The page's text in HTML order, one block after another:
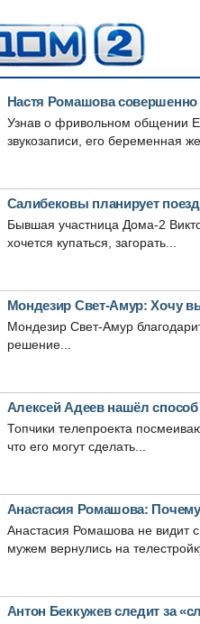
Настя Ромашова совершенно
Узнав о фривольном общении
звукозаписи, его беременная
Салибековы планирует
Бывшая участница Дома-2
хочется купаться, загорать...
Мондезир Свет-Амур: Хочу
Мондезир Свет-Амур
решение...
Алексей Адеев нашёл
Топчики телепроекта
что его могут сделать...
Анастасия Ромашова:
Анастасия Ромашова не видит
мужем вернулись на
Антон Беккужев следит за